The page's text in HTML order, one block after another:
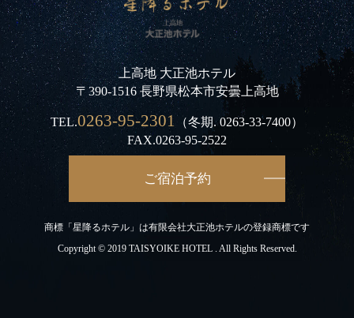
上高地 大正池ホテル
〒390-1516 長野県松本市安曇上高地
TEL.0263-95-2301 （冬期.0263-33-7400）
FAX.0263-95-2522
ご宿泊予約
商標「星降るホテル」は有限会社大正池ホテルの登録商標です
Copyright © 2019 TAISYOIKE HOTEL . All Rights Reserved.